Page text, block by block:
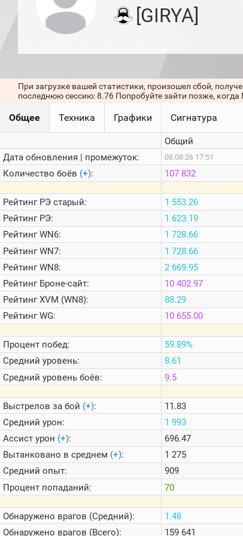
последние
сессии)
1000
стримеров
Информация
Онлайн
Цветовая
шкала
Теlegram
ВК
Портал
Мира
[GIRYA]
При загрузке вашей статистики, произошел сбой,
последнюю сессию: 8.76 Попробуйте зайти позже,
Общее Техника Графики Сигнатура
Дата обновления | промежуток:
Количество боёв (+):
РейтингРЭ старый:
РейтингРЭ:
РейтингWN6:
РейтингWN7:
РейтингWN8:
РейтингБроне-сайт:
РейтингXVM (WN8):
РейтингWG:
Процент побед:
Средний уровень:
Средний уровень боёв:
Выстрелов за бой (+):
Средний урон:
Ассист урон (+):
Вытанковано в среднем (+):
Средний опыт:
Процент попаданий:
Обнаружено врагов (Средний):
Обнаружено врагов (Всего):
Общий
08.08.26 17:51
107 832
1 553.26
1 623.19
1 728.66
1 728.66
2 669.95
10 402.97
88.29
10 655.00
59.89%
8.61
9.5
11.83
1 993
696.47
1 275
909
70
1.48
159 641